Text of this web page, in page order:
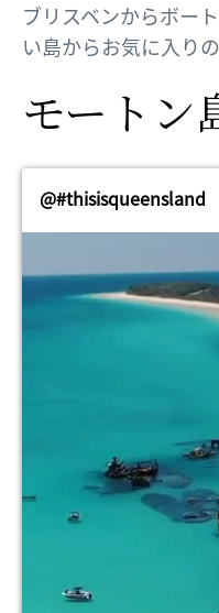
ブリスベンからボー
い島からお気に入り
モートン
@#thisisqueensland